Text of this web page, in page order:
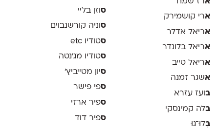
ארי קושמירק
אריאל אדלר
אריאל בלונדר
אריאל טייב
אשגר זמנה
בועז עזרא
בלה קמינסקי
בְּלוּ־גוּ
סוזן בליי
ס וניה קורשנבוים
סטודיו etc
סטודיו מג'נטה
סיון מטייביץ׳
ספי פישר
ספיר ארזי
ספיר דוד